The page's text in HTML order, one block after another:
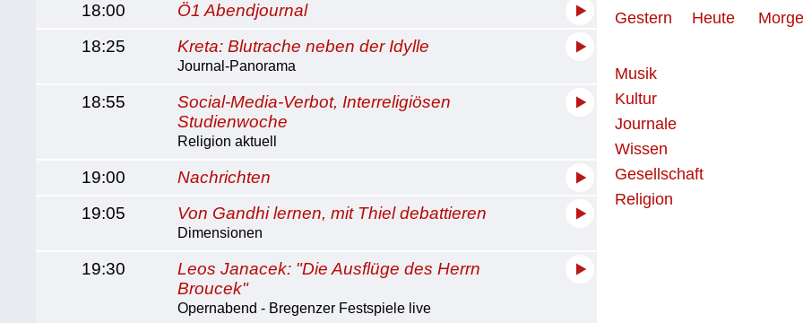
Gestern Heute
Musik
Kultur
Journale
Wissen
Gesellschaft
Religion
18:00
Ö1 Abendjournal
18:25
Kreta: Blutrache neben der Idylle
Journal-Panorama
18:55
Social-Media-Verbot, Interreligiösen
Studienwoche
Religion aktuell
19:00
Nachrichten
19:05
Von Gandhi lernen, mit Thiel debattieren
Dimensionen
19:30
Leos Janacek: "Die Ausflüge des Herrn
Broucek"
Opernabend - Bregenzer Festspiele live